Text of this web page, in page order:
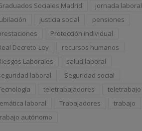
Sociales Madrid
jornada laboral
justicia social
pensiones
Protección individual
Decreto-Ley
recursos humanos
Laborales
salud laboral
laboral
Seguridad social
teletrabajadores
teletrabajo
laboral
Trabajadores
trabajo
autónomo